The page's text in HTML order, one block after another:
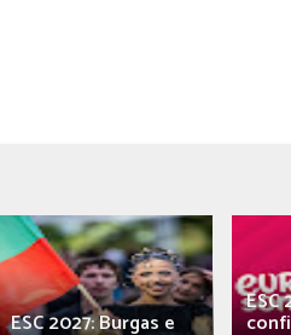
ESC 2027: Burgas e
ESC